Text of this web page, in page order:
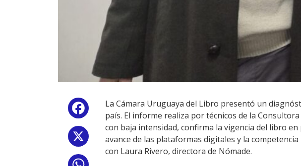
Facebook
La Cámara Uruguaya del Libro presentó un
país. El informe realiza por técnicos de la
con baja intensidad, confirma la vigencia del libro
avance de las plataformas digitales y la
con Laura Rivero, directora de Nómade.